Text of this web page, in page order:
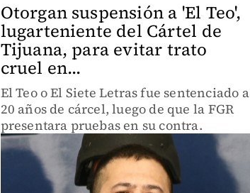
Otorgan suspensión a 'El Teo',
lugarteniente del Cártel de
Tijuana, para evitar trato
cruel en...
El Teo o El Siete Letras fue sentenciado a
20 años de cárcel, luego de que la FGR
presentara pruebas en su contra.